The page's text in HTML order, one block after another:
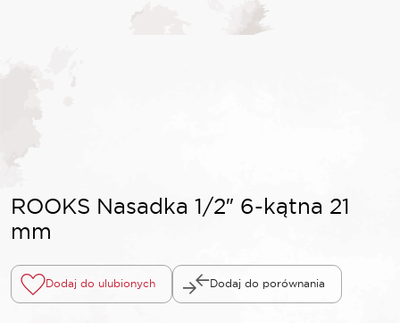
ROOKS Nasadka 1/2″ 6-kątna 21
mm
Dodaj do ulubionych Dodaj do porównania